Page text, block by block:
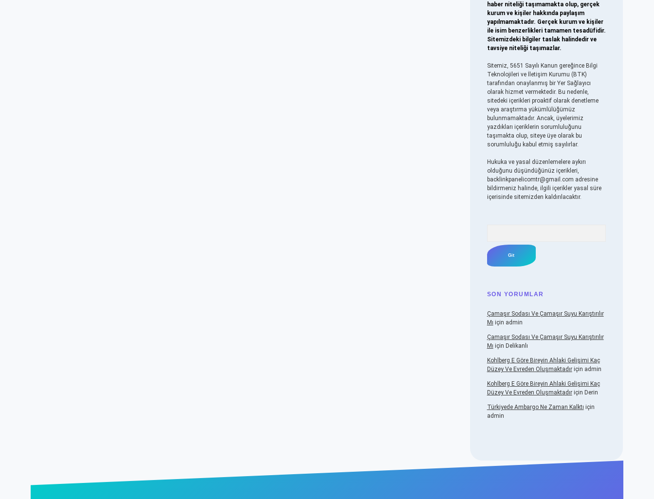
haber niteliği taşımamakta olup, gerçek
kurum ve kişiler hakkında paylaşım
yapılmamaktadır. Gerçek kurum ve kişiler
ile isim benzerlikleri tamamen tesadüfidir.
Sitemizdeki bilgiler taslak halindedir ve
tavsiye niteliği taşımazlar.
Sitemiz, 5651 Sayılı Kanun gereğince Bilgi
Teknolojileri ve İletişim Kurumu (BTK)
tarafından onaylanmış bir Yer Sağlayıcı
olarak hizmet vermektedir. Bu nedenle,
sitedeki içerikleri proaktif olarak denetleme
veya araştırma yükümlülüğümüz
bulunmamaktadır. Ancak, üyelerimiz
yazdıkları içeriklerin sorumluluğunu
taşımakta olup, siteye üye olarak bu
sorumluluğu kabul etmiş sayılırlar.
Hukuka ve yasal düzenlemelere aykırı
olduğunu düşündüğünüz içerikleri,
backlinkpanelicomtr@gmail.com adresine
bildirmeniz halinde, ilgili içerikler yasal süre
içerisinde sitemizden kaldırılacaktır.
SON YORUMLAR
Çamaşır Sodası Ve Çamaşır Suyu Karıştırılır
Mı için admin
Çamaşır Sodası Ve Çamaşır Suyu Karıştırılır
Mı için Delikanlı
Kohlberg E Göre Bireyin Ahlaki Gelişimi Kaç
Düzey Ve Evreden Oluşmaktadıriçin admin
Kohlberg E Göre Bireyin Ahlaki Gelişimi Kaç
Düzey Ve Evreden Oluşmaktadıriçin Derin
Türkiyede Ambargo Ne Zaman Kalktı için
admin